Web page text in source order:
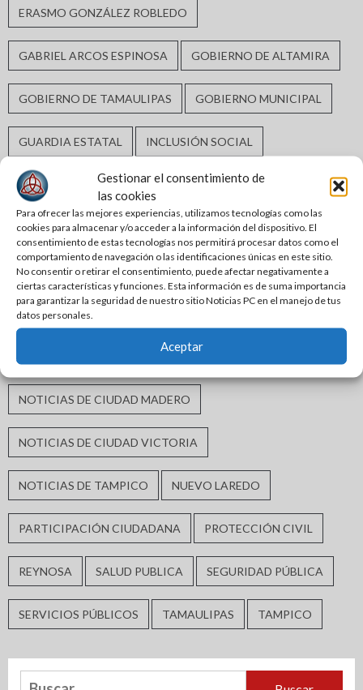
Gestionar el consentimiento de
las cookies
Para ofrecer las mejores experiencias, utilizamos tecnologías como las
cookies para almacenar y/o acceder a la información del dispositivo. El
consentimiento de estas tecnologías nos permitirá procesar datos como el
comportamiento de navegación o las identificaciones únicas en este sitio.
No consentir o retirar el consentimiento, puede afectar negativamente a
ciertas características y funciones. Esta información es de suma importancia
para garantizar la seguridad de nuestro sitio Noticias PC en el manejo de tus
datos personales.
Aceptar
ERASMO GONZÁLEZ ROBLEDO
GABRIEL ARCOS ESPINOSA GOBIERNO DE ALTAMIRA
GOBIERNO DE TAMAULIPAS GOBIERNO MUNICIPAL
GUARDIA ESTATAL INCLUSIÓN SOCIAL
INFRAESTRUCTURA HIDRÁULICA
INFRAESTRUCTURA URBANA MATAMOROS
MORENA MÓNICA VILLARREAL ANAYA
NOTICIAS DE CIUDAD ALTAMIRA
NOTICIAS DE CIUDAD DE MÉXICO
NOTICIAS DE CIUDAD MADERO
NOTICIAS DE CIUDAD VICTORIA
NOTICIAS DE TAMPICO NUEVO LAREDO
PARTICIPACIÓN CIUDADANA PROTECCIÓN CIVIL
REYNOSA SALUD PUBLICA SEGURIDAD PÚBLICA
SERVICIOS PÚBLICOS TAMAULIPAS TAMPICO
Buscar: